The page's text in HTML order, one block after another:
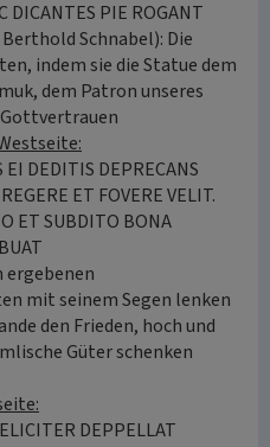
DICANTES PIE ROGANT
Schnabel): Die
indem sie die Statue dem
dem Patron unseres
DEDITIS DEPRECANS
ET FOVERE VELIT.
ET SUBDITO BONA
ergebenen
mit seinem Segen lenken
den Frieden, hoch und
Güter schenken
DEPPELLAT